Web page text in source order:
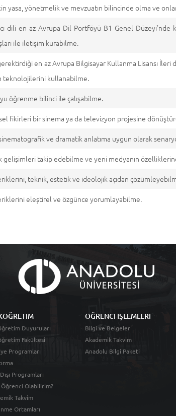
yasa, yönetmelik ve mevzuatın bilincinde olma ve
dili en az Avrupa Dil Portföyü B1 Genel
ile iletişim kurabilme.
en az Avrupa Bilgisayar Kullanma Lisansı İleri
teknolojilerini kullanabilme.
öğrenme bilinci ile çalışabilme.
fikirleri bir sinema ya da televizyon projesine
ve dramatik anlatıma uygun olarak
gelişimleri takip edebilme ve yeni medyanın
teknik, estetik ve ideolojik açıdan
eleştirel ve özgünce yorumlayabilme.
Duyuruları
Fakültesi
Programları
Programları
Öğrenci Olabilirim?
Takvim
Ortamları
ÖĞRENCİ İŞLEMLERİ
Bilgi ve Belgeler
Akademik Takvim
Anadolu Bilgi Paketi